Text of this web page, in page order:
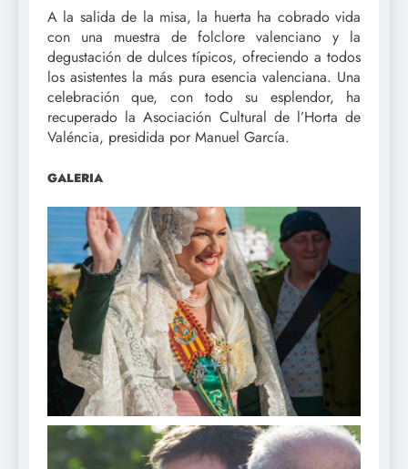
A la salida de la misa, la huerta ha cobrado vida
con una muestra de folclore valenciano y la
degustación de dulces típicos, ofreciendo a todos
los asistentes la más pura esencia valenciana. Una
celebración que, con todo su esplendor, ha
recuperado la Asociación Cultural de l’Horta de
Valéncia, presidida por Manuel García.
GALERIA